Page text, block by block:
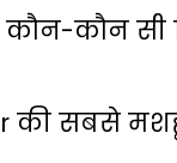
कौन सी
की सबसे